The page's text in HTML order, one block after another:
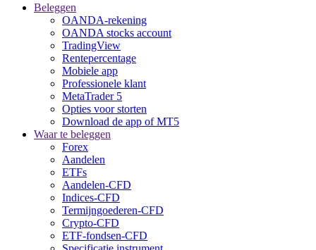
Beleggen
OANDA-rekening
OANDA stocks account
TradingView
Rentepercentage
Mobiele app
Professionele klant
MetaTrader 5
Opties voor storten
Download de app of MT5
Waar te beleggen
Forex
Aandelen
ETFs
Aandelen-CFD
Indices-CFD
Termijngoederen-CFD
Crypto-CFD
ETF-fondsen-CFD